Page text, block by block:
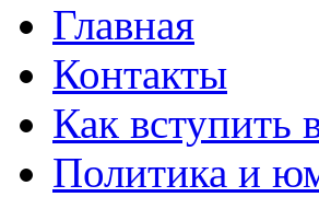
Главное меню
Главная
Контакты
Как
Политика и